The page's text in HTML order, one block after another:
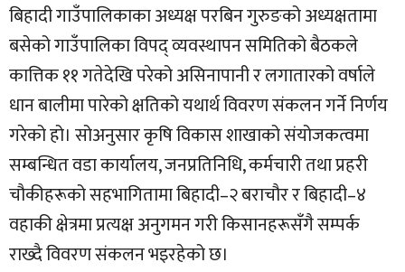
बिहादी गाउँपालिकाका अध्यक्ष परबिन गुरुङको अध्यक्षतामा
बसेको गाउँपालिका विपद् व्यवस्थापन समितिको बैठकले
कात्तिक ११ गतेदेखि परेको असिनापानी र लगातारको वर्षाले
धान बालीमा पारेको क्षतिको यथार्थ विवरण संकलन गर्ने निर्णय
गरेको हो। सोअनुसार कृषि विकास शाखाको संयोजकत्वमा
सम्बन्धित वडा कार्यालय, जनप्रतिनिधि, कर्मचारी तथा प्रहरी
चौकीहरूको सहभागितामा बिहादी–२ बराचौर र बिहादी–४
वहाकी क्षेत्रमा प्रत्यक्ष अनुगमन गरी किसानहरूसँगै सम्पर्क
राख्दै विवरण संकलन भइरहेको छ।